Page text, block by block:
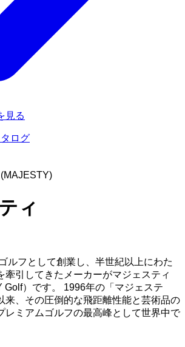
見る
ログ
ィ
ルフとして創業し、半世紀以上にわた
牽引してきたメーカーがマジェスティ
Golf）です。 1996年の「マジェステ
来、その圧倒的な飛距離性能と芸術品の
レミアムゴルフの最高峰として世界中で